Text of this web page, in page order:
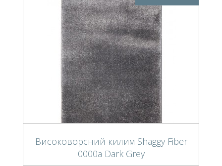
Високоворсний килим Shaggy Fiber
0000a Dark Grey